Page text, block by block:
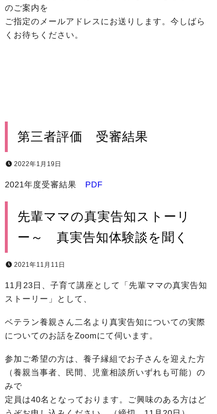
のご案内を
ご指定のメールアドレスにお送りします。今しばら
くお待ちください。
第三者評価 受審結果
2022年1月19日
2021年度受審結果 PDF
先輩ママの真実告知ストーリ
ー～ 真実告知体験談を聞く
2021年11月11日
11月23日、子育て講座として「先輩ママの真実告知
ストーリー」として、
ベテラン養親さん二名より真実告知についての実際
についてのお話をZoomにて伺います。
参加ご希望の方は、養子縁組でお子さんを迎えた方
（養親当事者、民間、児童相談所いずれも可能）の
みで
定員は40名となっております。ご興味のある方はど